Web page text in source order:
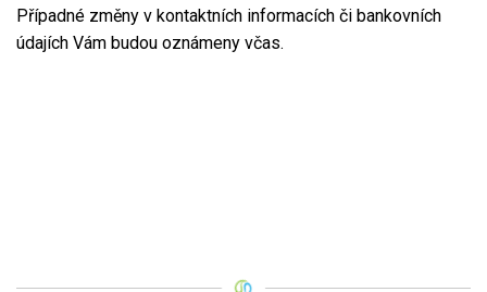
Případné změny v kontaktních informacích či bankovních
údajích Vám budou oznámeny včas.